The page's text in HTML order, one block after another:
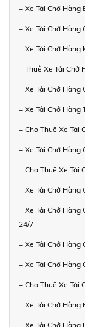
+ Xe Tải Chở Hàng
+ Xe Tải Chở Hàng
+ Xe Tải Chở Hàng
+ Thuê Xe Tải Chở
+ Xe Tải Chở Hàng
+ Xe Tải Chở Hàng
+ Cho Thuê Xe Tải
+ Xe Tải Chở Hàng
+ Cho Thuê Xe Tải
+ Xe Tải Chở Hàng
+ Xe Tải Chở Hàng
24/7
+ Xe Tải Chở Hàng
+ Xe Tải Chở Hàng
+ Cho Thuê Xe Tải
+ Xe Tải Chở Hàng
+ Xe Tải Chở Hàng